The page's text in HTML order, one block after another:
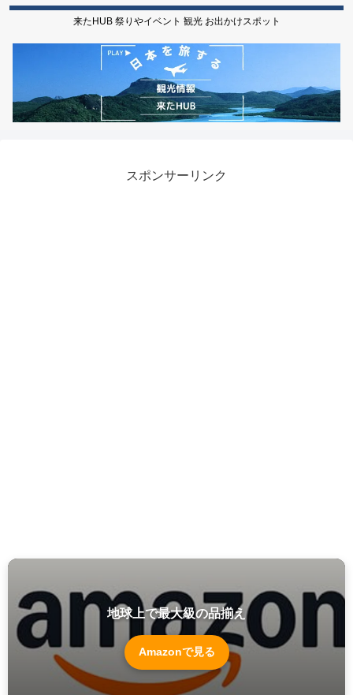
来たHUB 祭りやイベント 観光 お出かけスポット
スポンサーリンク
地球上で最大級の品揃え
Amazonで見る